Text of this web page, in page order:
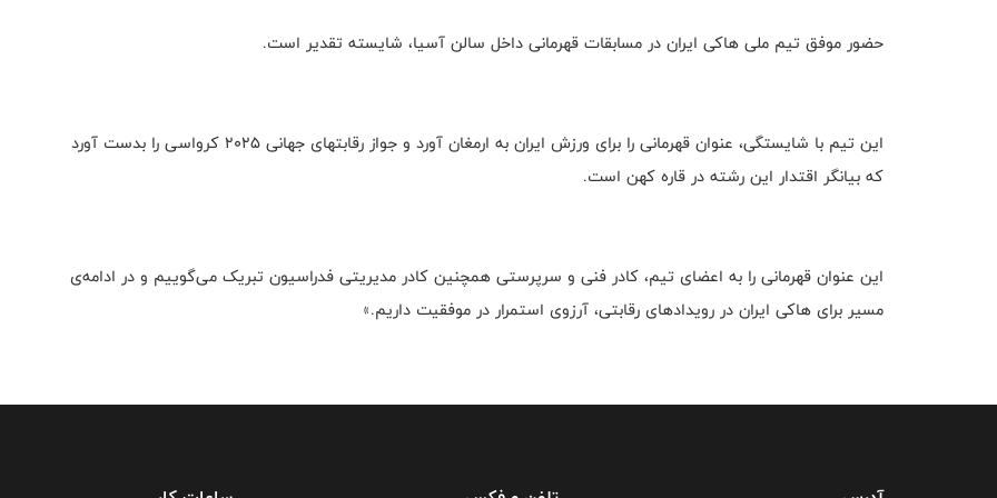
حضور موفق تیم ملی هاکی ایران در مسابقات قهرمانی داخل سالن آسیا، شایسته تقدیر است.
این تیم با شایستگی، عنوان قهرمانی را برای ورزش ایران به ارمغان آورد و جواز رقابتهای جهانی ۲۰۲۵ کرواسی را بدست آورد
که بیانگر اقتدار این رشته در قاره کهن است.
این عنوان قهرمانی را به اعضای تیم، کادر فنی و سرپرستی همچنین کادر مدیریتی فدراسیون تبریک می‌گوییم و در ادامه‌ی
مسیر برای هاکی ایران در رویدادهای رقابتی، آرزوی استمرار در موفقیت داریم.»